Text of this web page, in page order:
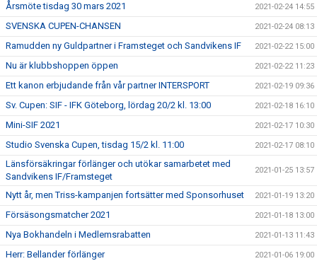
Årsmöte tisdag 30 mars 2021 2021-02-24 14:55
SVENSKA CUPEN-CHANSEN 2021-02-24 08:13
Ramudden ny Guldpartner i Framsteget och Sandvikens IF 2021-02-22 15:00
Nu är klubbshoppen öppen 2021-02-22 11:23
Ett kanon erbjudande från vår partner INTERSPORT 2021-02-19 09:36
Sv. Cupen: SIF - IFK Göteborg, lördag 20/2 kl. 13:00 2021-02-18 16:10
Mini-SIF 2021 2021-02-17 10:30
Studio Svenska Cupen, tisdag 15/2 kl. 11:00 2021-02-17 08:10
Länsförsäkringar förlänger och utökar samarbetet med
Sandvikens IF/Framsteget
2021-01-25 13:57
Nytt år, men Triss-kampanjen fortsätter med Sponsorhuset 2021-01-19 13:20
Försäsongsmatcher 2021 2021-01-18 13:00
Nya Bokhandeln i Medlemsrabatten 2021-01-13 11:43
Herr: Bellander förlänger 2021-01-06 19:00